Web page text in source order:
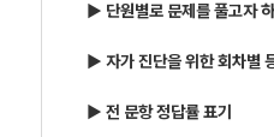
▶ 단원별로 문제를 풀고자
▶ 자가 진단을 위한 회차별
▶ 전 문항 정답률 표기